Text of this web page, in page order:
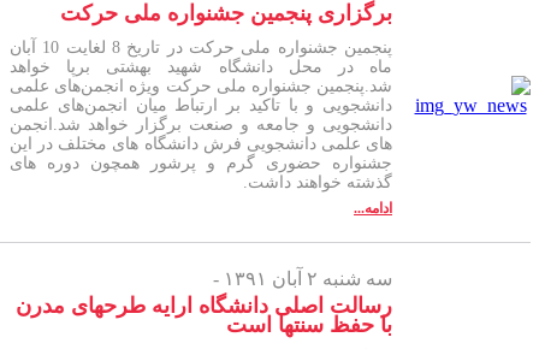
برگزاری پنجمین جشنواره ملی حرکت
پنجمین جشنواره ملی حرکت در تاریخ 8 لغایت 10 آبان
ماه در محل دانشگاه شهید بهشتی برپا خواهد
شد.پنجمین جشنواره ملی حرکت ویژه انجمن‌های علمی
دانشجویی و با تاکید بر ارتباط میان انجمن‌های علمی
دانشجویی و جامعه و صنعت برگزار خواهد شد.انجمن
های علمی دانشجویی فرش دانشگاه های مختلف در این
جشنواره حضوری گرم و پرشور همچون دوره های
گذشته خواهند داشت.
ادامه...
سه شنبه ۲ آبان ۱۳۹۱ -
رسالت اصلی دانشگاه ارایه طرحهای مدرن
با حفظ سنتها است